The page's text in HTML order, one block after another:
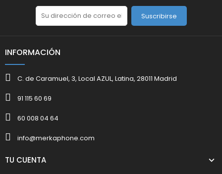
Suscribirse
INFORMACIÓN
C. de Caramuel, 3, Local AZUL, Latina, 28011 Madrid
91 115 60 69
60 008 04 64
info@merkaphone.com
TU CUENTA